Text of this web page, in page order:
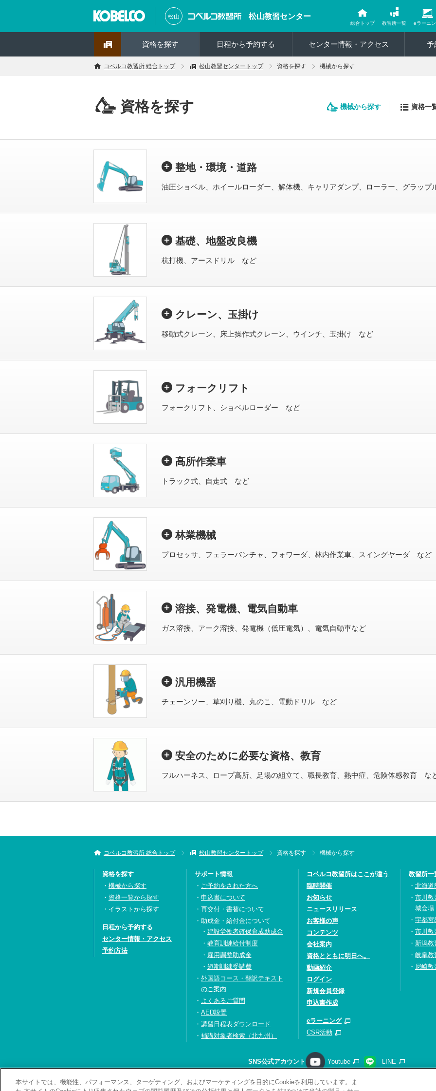
松山 松山教習センター
総合トップ 教習所一覧 eラーニ
資格を探す 日程から予約する センター情報・アクセス 予
コベルコ教習所 総合トップ 松山教習センタートップ 資格を探す 機械から探す
資格を探す 機械から探す 資格一
整地・環境・道路
油圧ショベル、ホイールローダー、解体機、キャリアダンプ、ローラー、グラッ
基礎、地盤改良機
杭打機、アースドリル など
クレーン、玉掛け
移動式クレーン、床上操作式クレーン、ウインチ、玉掛け など
フォークリフト
フォークリフト、ショベルローダー など
高所作業車
トラック式、自走式 など
林業機械
プロセッサ、フェラーバンチャ、フォワーダ、林内作業車、スイングヤーダ など
溶接、発電機、電気自動車
ガス溶接、アーク溶接、発電機（低圧電気）、電気自動車など
汎用機器
チェーンソー、草刈り機、丸のこ、電動ドリル など
安全のために必要な資格、教育
フルハーネス、ロープ高所、足場の組立て、職長教育、熱中症、危険体感教育 な
コベルコ教習所 総合トップ 松山教習センタートップ 資格を探す 機械から探す
資格を探す
機械から探す
資格一覧から探す
イラストから探す
日程から予約する
センター情報・アクセス
予約方法
サポート情報
ご予約をされた方へ
申込書について
再交付・書替について
助成金・給付金について
建設労働者確保育成助成金
教育訓練給付制度
雇用調整助成金
短期訓練受講費
外国語コース・翻訳テキスト
のご案内
よくあるご質問
AED設置
講習日程表ダウンロード
補講対象者検索（北九州）
コベルコ教習所はここが違う
臨時開催
お知らせ
ニュースリリース
お客様の声
コンテンツ
会社案内
資格とともに明日へ。
動画紹介
ログイン
新規会員登録
申込書作成
eラーニング
CSR活動
教習所一
北海道
市川教
城会場
宇都宮
市川教
新潟教
岐阜教
尼崎教
SNS公式アカウント Youtube LINE
お問い合わせ・資料請求 プライバシーポリシー ソーシャルメディアポリシー
本サイトでは、機能性、パフォーマンス、ターゲティング、およびマーケティングを目的にCookieを利用しています。ま